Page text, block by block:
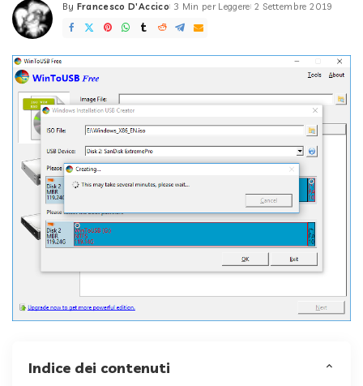
Posted
by
By Francesco D'Accico 3 Min per Leggere 2 Settembre 2019
Indice dei contenuti